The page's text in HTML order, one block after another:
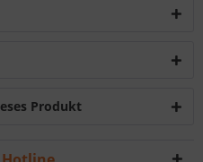
Produkt